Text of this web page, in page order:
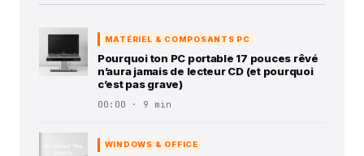
MATÉRIEL & COMPOSANTS PC
Pourquoi ton PC portable 17 pouces rêvé
n’aura jamais de lecteur CD (et pourquoi
c’est pas grave)
00:00 · 9 min
WINDOWS & OFFICE